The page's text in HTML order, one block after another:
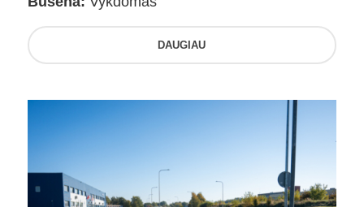
DAUGIAU